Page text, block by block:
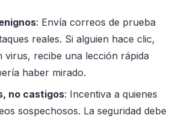
: Envía correos de prueba
reales. Si alguien hace clic,
virus, recibe una lección rápida
haber mirado.
no castigos: Incentiva a quienes
sospechosos. La seguridad debe